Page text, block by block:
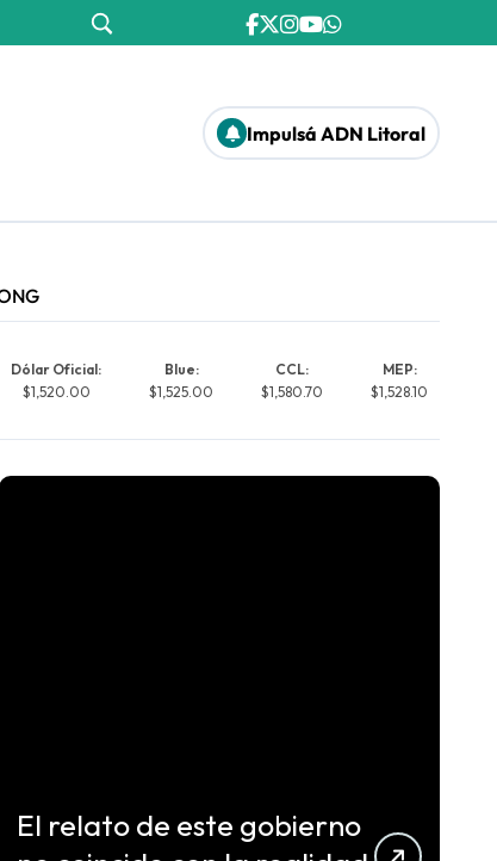
Impulsá ADN Litoral
Dólar Oficial:
$1,520.00
Blue:
$1,525.00
CCL:
$1,580.70
MEP:
$1,528.10
El relato de este gobierno